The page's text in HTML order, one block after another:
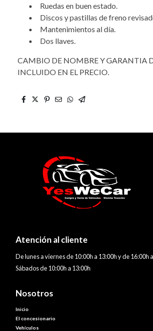
Ruedas en buen estado.
Discos y pastillas de freno
Mantenimientos al día.
Dos llaves.
CAMBIO DE NOMBRE Y GARANTIA
INCLUIDO EN EL PRECIO.
Atención al cliente
De lunes a viernes de 10:00h a 13:00h y de 16:00h
Sábados de 10:00h a 13:00h
Nosotros
Inicio
El concesionario
Vehículos